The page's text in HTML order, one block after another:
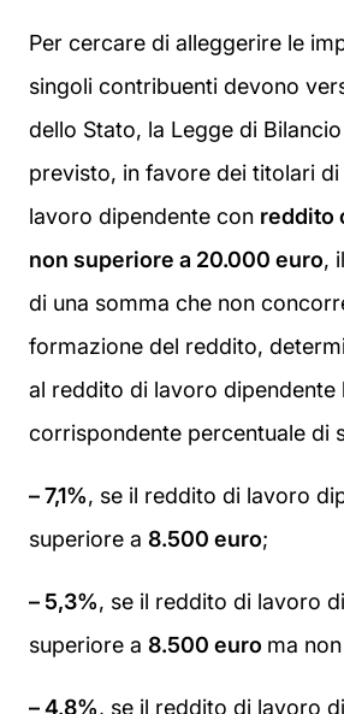
Per cercare di alleggerire le
singoli contribuenti devono
dello Stato, la Legge di
previsto, in favore dei titolari
lavoro dipendente con reddito
non superiore a 20.000 euro,
di una somma che non
formazione del reddito,
al reddito di lavoro dipendente
corrispondente percentuale di
– 7,1%, se il reddito di lavoro
superiore a 8.500 euro;
– 5,3%, se il reddito di lavoro
superiore a 8.500 euro ma
– 4,8%, se il reddito di lavoro